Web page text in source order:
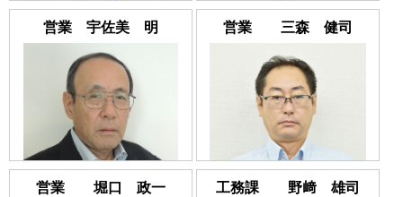
営業 宇佐美 明 営業 三森 健司
営業 堀口 政一 工務課 野﨑 雄司